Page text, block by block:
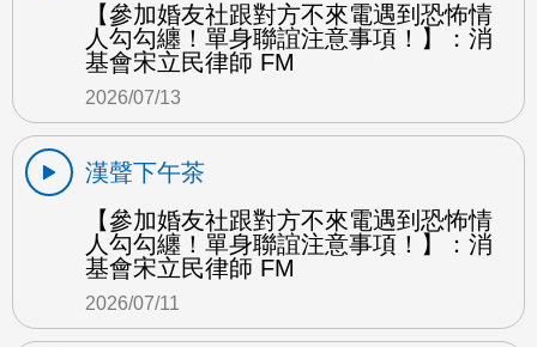
【參加婚友社跟對方不來電遇到恐怖情
人勾勾纏！單身聯誼注意事項！】：消
基會宋立民律師 FM
2026/07/13
漢聲下午茶
【參加婚友社跟對方不來電遇到恐怖情
人勾勾纏！單身聯誼注意事項！】：消
基會宋立民律師 FM
2026/07/11